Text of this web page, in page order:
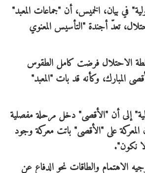
في بيان، الخميس، أن "جماعات المعبد"
تعدّ أجندة "التأسيس المعنوي
الاحتلال فرضت كامل الطقوس
المبارك، وكأنه قد بات "المعبد"
إلى أن "الأقصى" دخل مرحلة مفصلية
على "الأقصى" باتت معركة وجود
نكون".
الاهتمام والطاقات نحو الدفاع عن